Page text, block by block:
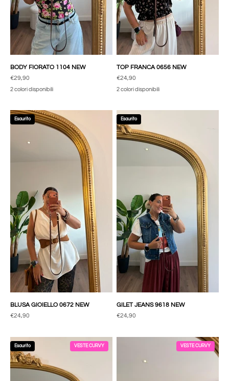
BODY FIORATO 1104 NEW
Prezzo scontato
€29,90
2 colori disponibili
TOP FRANCA 0656 NEW
Prezzo scontato
€24,90
2 colori disponibili
Esaurito
BLUSA GIOIELLO 0672 NEW
Prezzo scontato
€24,90
Esaurito
GILET JEANS 9618 NEW
Prezzo scontato
€24,90
Esaurito VESTE CURVY VESTE CURVY